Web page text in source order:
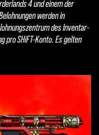
4 und einem der
werden in
des Inventar-
pro SHiFT-Konto. Es gelten